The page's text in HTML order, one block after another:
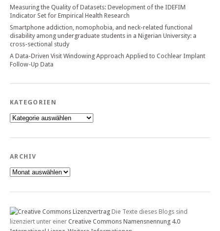
Measuring the Quality of Datasets: Development of the IDEFIM
Indicator Set for Empirical Health Research
Smartphone addiction, nomophobia, and neck-related functional
disability among undergraduate students in a Nigerian University: a
cross-sectional study
A Data-Driven Visit Windowing Approach Applied to Cochlear Implant
Follow-Up Data
KATEGORIEN
Kategorien
ARCHIV
Archiv
Die Texte dieses Blogs sind
lizenziert unter einer Creative Commons Namensnennung 4.0